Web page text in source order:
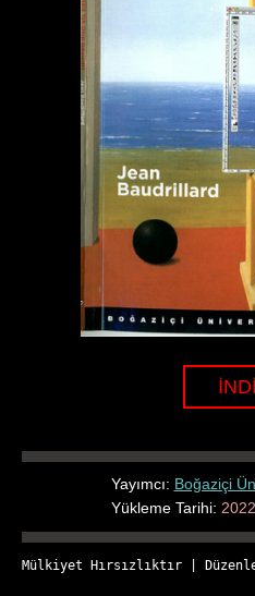
Yayımcı: Boğaziçi
Yükleme Tarihi:
Mülkiyet Hırsızlıktır